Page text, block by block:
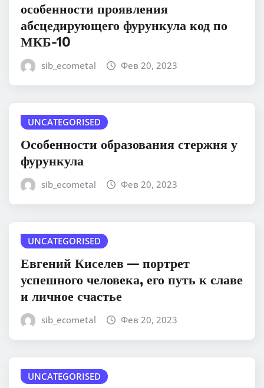
особенности проявления
абсцедирующего фурункула код по
МКБ-10
sib_ecometal Фев 20, 2023
UNCATEGORISED
Особенности образования стержня у
фурункула
sib_ecometal Фев 20, 2023
UNCATEGORISED
Евгений Киселев — портрет
успешного человека, его путь к славе
и личное счастье
sib_ecometal Фев 20, 2023
UNCATEGORISED